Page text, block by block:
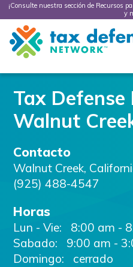
¡Consulte nuestra sección de Recursos
y
Tax
Defense
Network
Tax
Walnut
Contacto
Walnut Creek,
(925) 488-4547
Horas
Lun - Vie: 8:00 am -
Sabado: 9:00 am -
Domingo: cerrado